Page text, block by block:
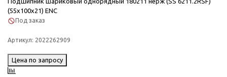
(55x100x21) ENC
Под заказ
Артикул: 2022262909
Цена по запросу